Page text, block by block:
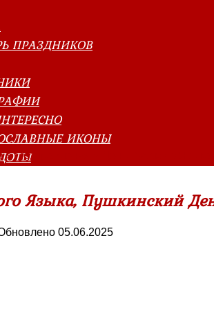
ПРАЗДНИКОВ
ИКОНЫ
»Поздравления
Языка, Пушкинский
05.06.2025